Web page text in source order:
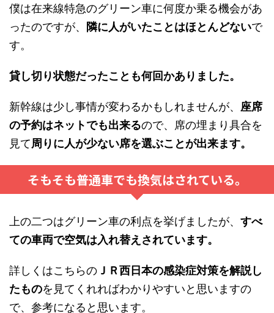
僕は在来線特急のグリーン車に何度か乗る機会があ
ったのですが、 隣に人がいたことはほとんどないで
す。
貸し切り状態だったことも何回かありました。
新幹線は少し事情が変わるかもしれませんが、 座席
の予約はネットでも出来るので、席の埋まり具合を
見て周りに人が少ない席を選ぶことが出来ます。
そもそも普通車でも換気はされている。
上の二つはグリーン車の利点を挙げましたが、 すべ
ての車両で空気は入れ替えされています。
詳しくはこちらの ＪＲ西日本の感染症対策を解説し
たものを見てくれればわかりやすいと思いますの
で、参考になると思います。